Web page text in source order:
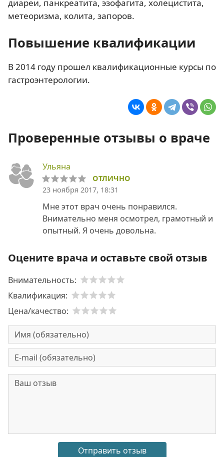
диареи, панкреатита, эзофагита, холецистита,
метеоризма, колита, запоров.
Повышение квалификации
В 2014 году прошел квалификационные курсы по
гастроэнтерологии.
Проверенные отзывы о враче
Ульяна
ОТЛИЧНО
23 ноября 2017, 18:31
Мне этот врач очень понравился.
Внимательно меня осмотрел, грамотный и
опытный. Я очень довольна.
Оцените врача и оставьте свой отзыв
Внимательность:
Квалификация:
Цена/качество: